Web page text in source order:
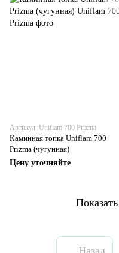
Артикул: Uniflam 700 Prizma
Каминная топка Uniflam 700
Prizma (чугунная)
Цену уточняйте
Назад